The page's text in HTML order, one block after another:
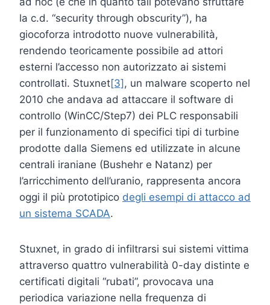
la c.d. “security through obscurity”), ha
giocoforza introdotto nuove vulnerabilità,
rendendo teoricamente possibile ad attori
esterni l’accesso non autorizzato ai sistemi
controllati. Stuxnet[3], un malware scoperto nel
2010 che andava ad attaccare il software di
controllo (WinCC/Step7) dei PLC responsabili
per il funzionamento di specifici tipi di turbine
prodotte dalla Siemens ed utilizzate in alcune
centrali iraniane (Bushehr e Natanz) per
l’arricchimento dell’uranio, rappresenta ancora
oggi il più prototipico degli esempi di attacco ad
un sistema SCADA.
Stuxnet, in grado di infiltrarsi sui sistemi vittima
attraverso quattro vulnerabilità 0-day distinte e
certificati digitali “rubati”, provocava una
periodica variazione nella frequenza di